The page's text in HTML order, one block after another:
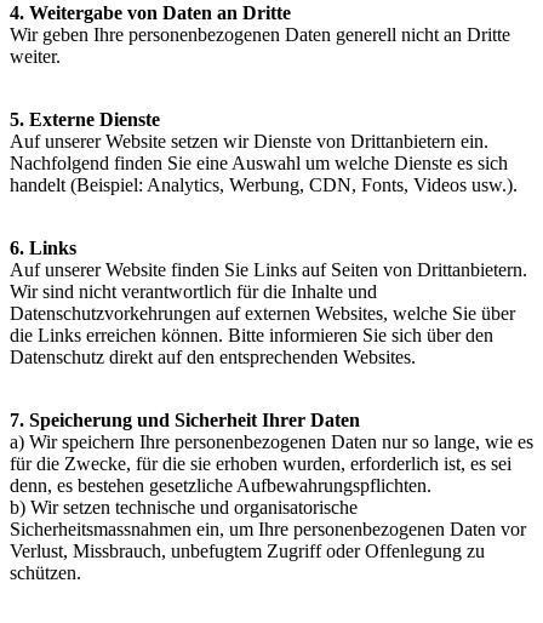
4. Weitergabe von Daten an Dritte
Wir geben Ihre personenbezogenen Daten generell nicht an Dritte
weiter.
5. Externe Dienste
Auf unserer Website setzen wir Dienste von Drittanbietern ein.
Nachfolgend finden Sie eine Auswahl um welche Dienste es sich
handelt (Beispiel: Analytics, Werbung, CDN, Fonts, Videos usw.).
6. Links
Auf unserer Website finden Sie Links auf Seiten von Drittanbietern.
Wir sind nicht verantwortlich für die Inhalte und
Datenschutzvorkehrungen auf externen Websites, welche Sie über
die Links erreichen können. Bitte informieren Sie sich über den
Datenschutz direkt auf den entsprechenden Websites.
7. Speicherung und Sicherheit Ihrer Daten
a) Wir speichern Ihre personenbezogenen Daten nur so lange, wie es
für die Zwecke, für die sie erhoben wurden, erforderlich ist, es sei
denn, es bestehen gesetzliche Aufbewahrungspflichten.
b) Wir setzen technische und organisatorische
Sicherheitsmassnahmen ein, um Ihre personenbezogenen Daten vor
Verlust, Missbrauch, unbefugtem Zugriff oder Offenlegung zu
schützen.